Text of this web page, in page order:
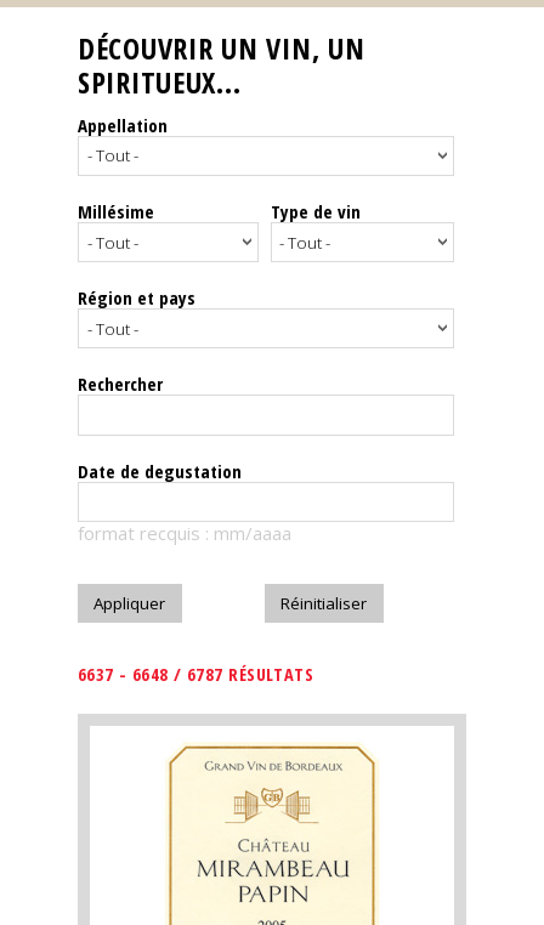
Reportages
Nos
Spiritueux
Notes
dégustation
Le
magazine
Télécharger
DÉCOUVRIR UN VIN, UN
SPIRITUEUX...
Appellation
Millésime Type de vin
Région et pays
Rechercher
Date de degustation
format recquis : mm/aaaa
6637 - 6648 / 6787 RÉSULTATS